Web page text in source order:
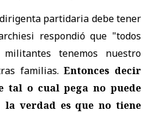
partidaria debe tener
respondió que "todos
tenemos nuestro
familias.Entonces decir
tal o cual pega no puede
verdad es que no tiene